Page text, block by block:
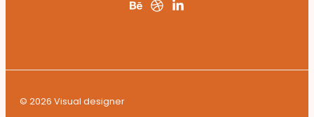
© 2026 Visual designer